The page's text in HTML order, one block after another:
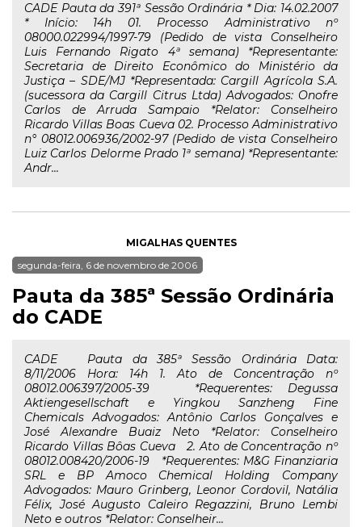
CADE Pauta da 391ª Sessão Ordinária * Dia: 14.02.2007
* Início: 14h 01. Processo Administrativo nº
08000.022994/1997-79 (Pedido de vista Conselheiro
Luis Fernando Rigato 4ª semana) *Representante:
Secretaria de Direito Econômico do Ministério da
Justiça – SDE/MJ *Representada: Cargill Agrícola S.A.
(sucessora da Cargill Citrus Ltda) Advogados: Onofre
Carlos de Arruda Sampaio *Relator: Conselheiro
Ricardo Villas Boas Cueva 02. Processo Administrativo
n° 08012.006936/2002-97 (Pedido de vista Conselheiro
Luiz Carlos Delorme Prado 1ª semana) *Representante:
Andr...
MIGALHAS QUENTES
segunda-feira, 6 de novembro de 2006
Pauta da 385ª Sessão Ordinária
do CADE
CADE Pauta da 385ª Sessão Ordinária Data:
8/11/2006 Hora: 14h 1. Ato de Concentração nº
08012.006397/2005-39 *Requerentes: Degussa
Aktiengesellschaft e Yingkou Sanzheng Fine
Chemicals Advogados: Antônio Carlos Gonçalves e
José Alexandre Buaiz Neto *Relator: Conselheiro
Ricardo Villas Bôas Cueva 2. Ato de Concentração nº
08012.008420/2006-19 *Requerentes: M&G Finanziaria
SRL e BP Amoco Chemical Holding Company
Advogados: Mauro Grinberg, Leonor Cordovil, Natália
Félix, José Augusto Caleiro Regazzini, Bruno Lembi
Neto e outros *Relator: Conselheir...